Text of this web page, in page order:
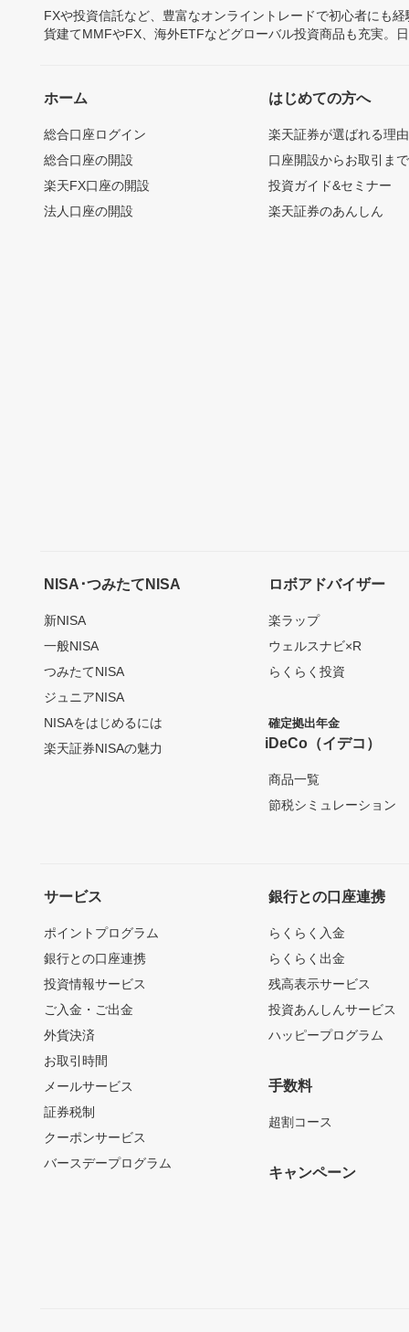
FXや投資信託など、豊富なオンライントレードで初心者にも
貨建てMMFやFX、海外ETFなどグローバル投資商品も充実。
ホーム
総合口座ログイン
総合口座の開設
楽天FX口座の開設
法人口座の開設
はじめての方へ
楽天証券が選ばれる理由
口座開設からお取引ま
投資ガイド&セミナー
楽天証券のあんしん
NISA･つみたてNISA
新NISA
一般NISA
つみたてNISA
ジュニアNISA
NISAをはじめるには
楽天証券NISAの魅力
ロボアドバイザー
楽ラップ
ウェルスナビ×R
らくらく投資
確定拠出年金
iDeCo（イデコ）
商品一覧
節税シミュレーション
サービス
ポイントプログラム
銀行との口座連携
投資情報サービス
ご入金・ご出金
外貨決済
お取引時間
メールサービス
証券税制
クーポンサービス
バースデープログラム
銀行との口座連携
らくらく入金
らくらく出金
残高表示サービス
投資あんしんサービス
ハッピープログラム
手数料
超割コース
キャンペーン